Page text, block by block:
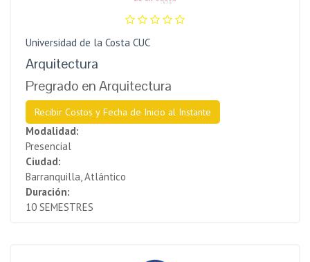
Universidad de la Costa CUC
Arquitectura
Pregrado en Arquitectura
Recibir Costos y Fecha de Inicio al Instante
Modalidad:
Presencial
Ciudad:
Barranquilla, Atlántico
Duración:
10 SEMESTRES